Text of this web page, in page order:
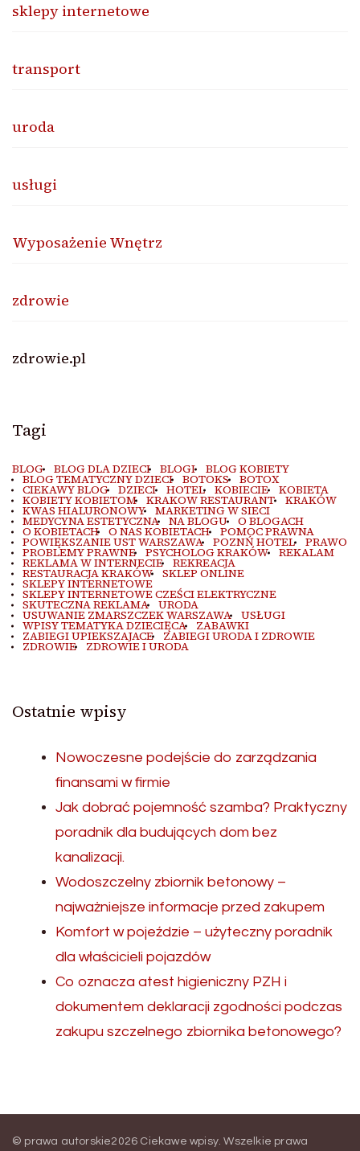
sklepy internetowe
transport
uroda
usługi
Wyposażenie Wnętrz
zdrowie
zdrowie.pl
Tagi
BLOG BLOG DLA DZIECI BLOGI BLOG KOBIETY
BLOG TEMATYCZNY DZIECI BOTOKS BOTOX
CIEKAWY BLOG DZIECI HOTEL KOBIECIE KOBIETA
KOBIETY KOBIETOM KRAKOW RESTAURANT KRAKÓW
KWAS HIALURONOWY MARKETING W SIECI
MEDYCYNA ESTETYCZNA NA BLOGU O BLOGACH
O KOBIETACH O NAS KOBIETACH POMOC PRAWNA
POWIĘKSZANIE UST WARSZAWA POZNŃ HOTEL PRAWO
PROBLEMY PRAWNE PSYCHOLOG KRAKÓW REKALAM
REKLAMA W INTERNECIE REKREACJA
RESTAURACJA KRAKÓW SKLEP ONLINE
SKLEPY INTERNETOWE
SKLEPY INTERNETOWE CZEŚCI ELEKTRYCZNE
SKUTECZNA REKLAMA URODA
USUWANIE ZMARSZCZEK WARSZAWA USŁUGI
WPISY TEMATYKA DZIECIĘCA ZABAWKI
ZABIEGI UPIEKSZAJACE ZABIEGI URODA I ZDROWIE
ZDROWIE ZDROWIE I URODA
Ostatnie wpisy
Nowoczesne podejście do zarządzania
finansami w firmie
Jak dobrać pojemność szamba? Praktyczny
poradnik dla budujących dom bez
kanalizacji.
Wodoszczelny zbiornik betonowy –
najważniejsze informacje przed zakupem
Komfort w pojeździe – użyteczny poradnik
dla właścicieli pojazdów
Co oznacza atest higieniczny PZH i
dokumentem deklaracji zgodności podczas
zakupu szczelnego zbiornika betonowego?
© prawa autorskie2026 Ciekawe wpisy. Wszelkie prawa